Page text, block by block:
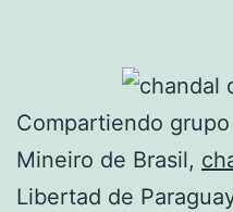
Compartiendo
Mineiro de Brasil,
Libertad de